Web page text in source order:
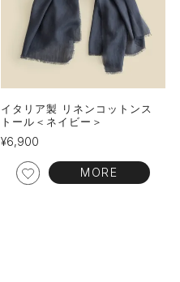
イタリア製 リネンコットンス
トール＜ネイビー＞
¥6,900
MORE